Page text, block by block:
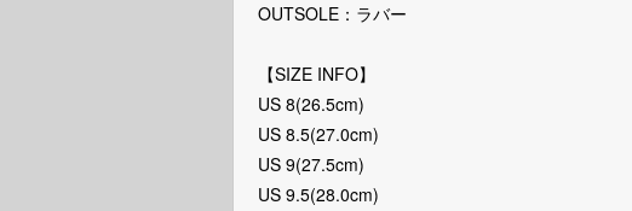
OUTSOLE：ラバー
【SIZE INFO】
US 8(26.5cm)
US 8.5(27.0cm)
US 9(27.5cm)
US 9.5(28.0cm)